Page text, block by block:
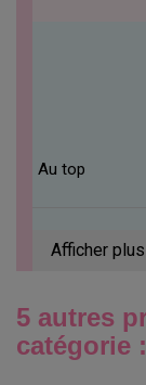
Au top
Afficher plus
5 autres
catégorie :